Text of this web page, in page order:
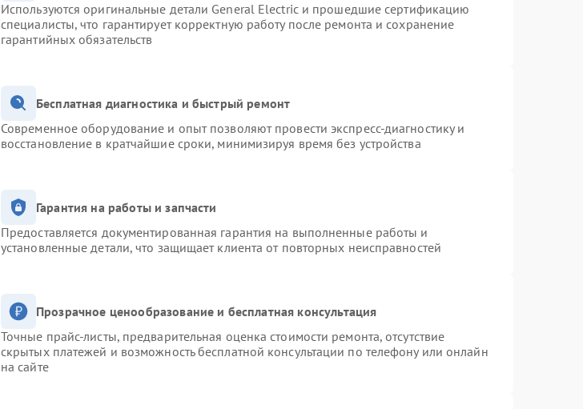
Используются оригинальные детали General Electric и прошедшие сертификацию
специалисты, что гарантирует корректную работу после ремонта и сохранение
гарантийных обязательств
Бесплатная диагностика и быстрый ремонт
Современное оборудование и опыт позволяют провести экспресс-диагностику и
восстановление в кратчайшие сроки, минимизируя время без устройства
Гарантия на работы и запчасти
Предоставляется документированная гарантия на выполненные работы и
установленные детали, что защищает клиента от повторных неисправностей
Прозрачное ценообразование и бесплатная консультация
Точные прайс-листы, предварительная оценка стоимости ремонта, отсутствие
скрытых платежей и возможность бесплатной консультации по телефону или онлайн
на сайте